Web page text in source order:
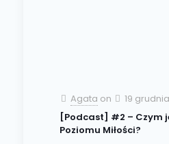
Agata on
19
[Podcast] #2 – Czym
Poziomu Miłości?